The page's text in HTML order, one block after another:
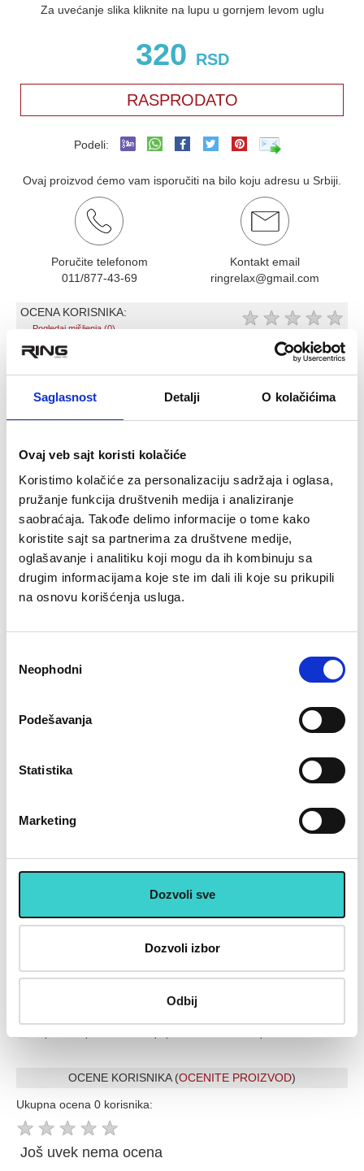
Saglasnost Detalji O kolačićima
Ovaj veb sajt koristi kolačiće
Koristimo kolačiće za personalizaciju sadržaja i oglasa,
pružanje funkcija društvenih medija i analiziranje
saobraćaja. Takođe delimo informacije o tome kako
koristite sajt sa partnerima za društvene medije,
oglašavanje i analitiku koji mogu da ih kombinuju sa
drugim informacijama koje ste im dali ili koje su prikupili
na osnovu korišćenja usluga.
сагласности
Neophodni
Podešavanja
Statistika
Marketing
Dozvoli sve
Dozvoli izbor
Odbij
Za uvećanje slika kliknite na lupu u gornjem levom uglu
320 RSD
RASPRODATO
Podeli:
Ovaj proizvod ćemo vam isporučiti na bilo koju adresu u Srbiji.
Poručite telefonom
011/877-43-69
Kontakt email
ringrelax@gmail.com
OCENA KORISNIKA:
Pogledaj mišljenja (0) ★ ★ ★ ★ ★
OPIS PROIZVODA
RING elasticna mini power guma za
vezbanje 21mm-RX LKC 942-21
Prevashodno namenjene za powerlifting, ali se mogu
Izradjene od više slojeva lateks gume koja je otporna na
istezanje i pucanje i zato predstavljaju najbolji kvalitet
guma na tržištu.
RING MINI power gume su male i možete ih poneti svuda
sa sobom. Veoma su pristupačne.
Dimenzije: 610 x 21 x 4,5mm
U korpu
guma RX MINI BAND-SET
5(XL+L+M+H+XH)
U korpu
Placanje do 12 rata bez kamate karticom Banke Intese
Vise od 200.000 zadovoljnih kupaca
Ekspresna dostava u celoj Srbiji
Uvek dostupna podrška i servis
OCENE KORISNIKA (OCENITE PROIZVOD)
Ukupna ocena 0 korisnika:
★ ★ ★ ★ ★
Još uvek nema ocena